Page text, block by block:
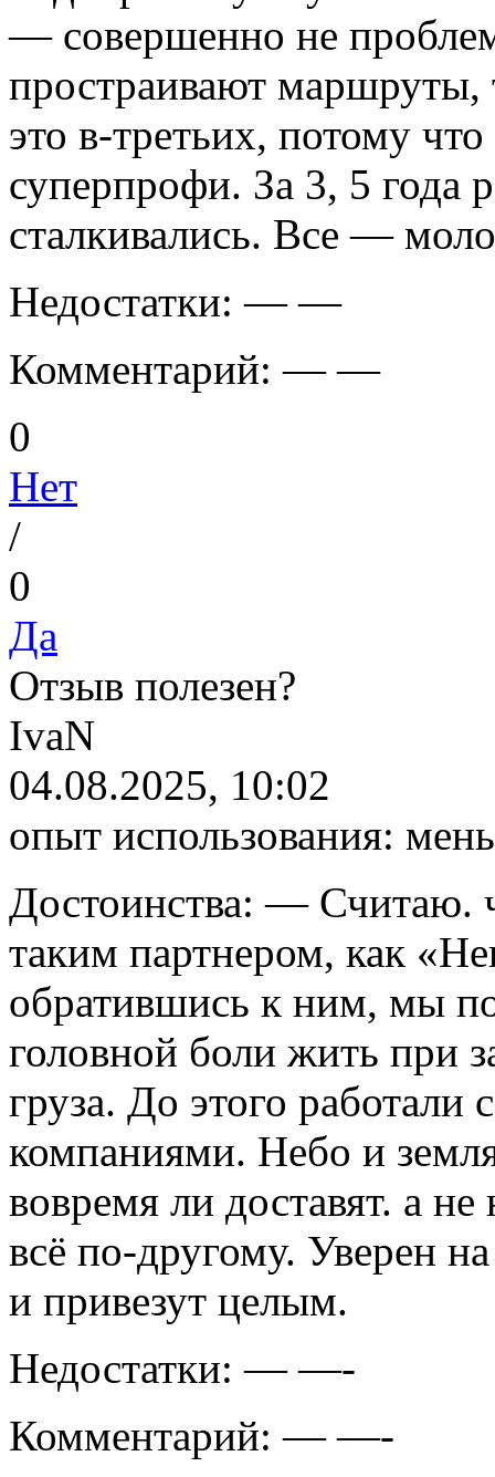
— совершенно не
простраивают маршруты,
это в-третьих, потому
суперпрофи. За 3, 5 года
сталкивались. Все —
Недостатки: — —
Комментарий: — —
0
Нет
/
0
Да
Отзыв полезен?
IvaN
04.08.2025, 10:02
опыт использования:
Достоинства: — Считаю.
таким партнером, как
обратившись к ним, мы
головной боли жить при
груза. До этого
компаниями. Небо и
вовремя ли доставят. а
всё по-другому. Уверен
и привезут целым.
Недостатки: — —-
Комментарий: — —-